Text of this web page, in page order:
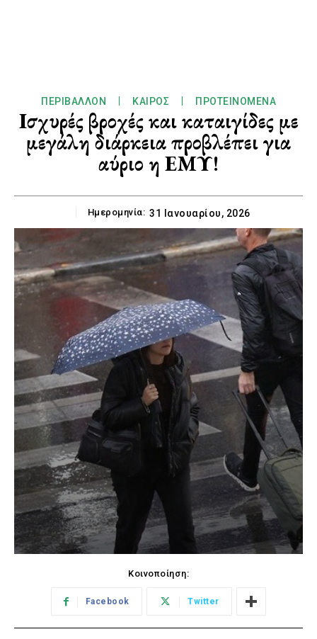
ΠΕΡΙΒΆΛΛΟΝ ΚΑΙΡΌΣ ΠΡΟΤΕΙΝΌΜΕΝΑ
Ισχυρές βροχές και καταιγίδες με
μεγάλη διάρκεια προβλέπει για
αύριο η ΕΜΥ!
Ημερομηνία: 31 Ιανουαρίου, 2026
Κοινοποίηση:
Facebook Twitter